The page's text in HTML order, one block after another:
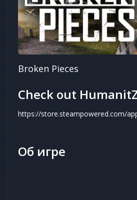
Broken Pieces
Check out
https://store.steampowered.com/
Об игре